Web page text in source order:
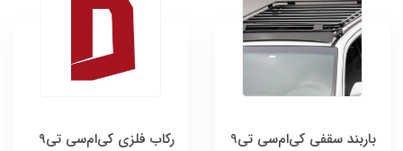
باربند سقفی کی‌ام‌سی تی9 رکاب فلزی کی‌ام‌سی تی9